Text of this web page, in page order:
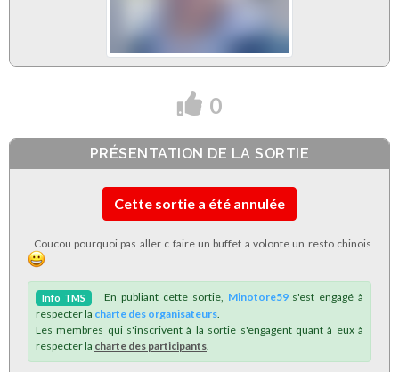
0
PRÉSENTATION DE LA SORTIE
Cette sortie a été annulée
Coucou pourquoi pas aller c faire un buffet a volonte un resto chinois
Info TMS En publiant cette sortie, Minotore59s'est engagé à
respecter la charte des organisateurs
Les membres qui s'inscrivent à la sortie s'engagent quant à eux à
respecter la charte des participants